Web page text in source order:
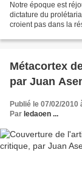
Notre époque est
dictature du
croient pas dans la
Métacortex
par Juan
Publié le 07/02/2010
Par ledaoen ...